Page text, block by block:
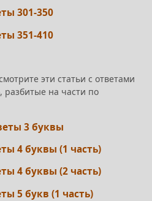
301-350
351-410
эти статьи с ответами
разбитые на части по
3 буквы
4 буквы (1 часть)
4 буквы (2 часть)
5 букв (1 часть)